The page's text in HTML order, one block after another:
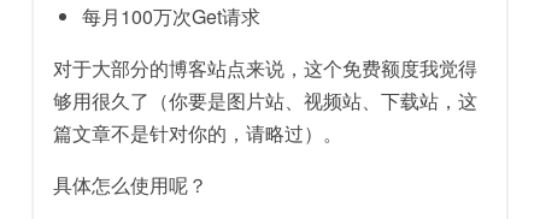
每月100万次Get请求
对于大部分的博客站点来说，这个免费额度我觉得
够用很久了（你要是图片站、视频站、下载站，这
篇文章不是针对你的，请略过）。
具体怎么使用呢？